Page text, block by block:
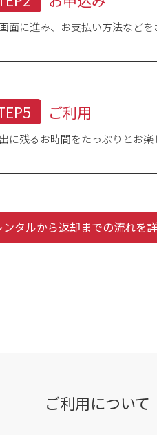
面に進み、お支払い方法などを
ご利用
に残るお時間をたっぷりとお楽
ンタルから返却までの流れを
ご利用について